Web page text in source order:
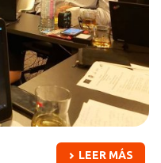
LEER MÁS